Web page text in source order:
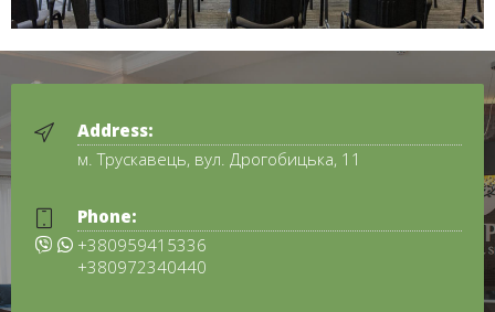
Address:
м. Трускавець, вул. Дрогобицька, 11
Phone:
+380959415336
+380972340440